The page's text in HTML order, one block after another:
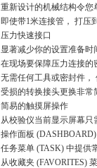
重新设计的机械结构令您
即使带1米连接管， 打
压力快速接口
显著减少你的设置准备时
在现场要保障压力连接的
无需任何工具或密封件
受损的转换接头更换非常
简易的触摸屏操作
从校验仪当前显示屏幕
操作面板
任务菜单 (TASK) 中提供
从收藏夹 (FAVORITES)